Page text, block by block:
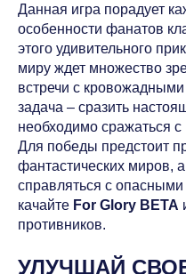
Данная игра порадует
особенности фанатов
этого удивительного
миру ждет множество
встречи с
задача – сразить
необходимо сражаться
Для победы предстоит
фантастических миров,
справляться с
качайте For Glory BETA
противников.
УЛУЧШАЙ